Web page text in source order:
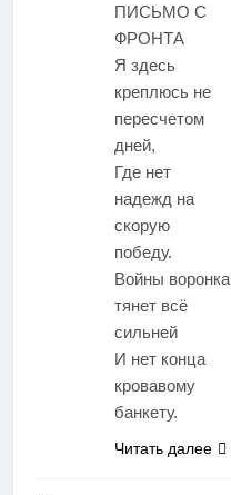
ПИСЬМО С
ФРОНТА
Я здесь
креплюсь не
пересчетом
дней,
Где нет
надежд на
скорую
победу.
Войны воронка
тянет всё
сильней
И нет конца
кровавому
банкету.
Читать далее